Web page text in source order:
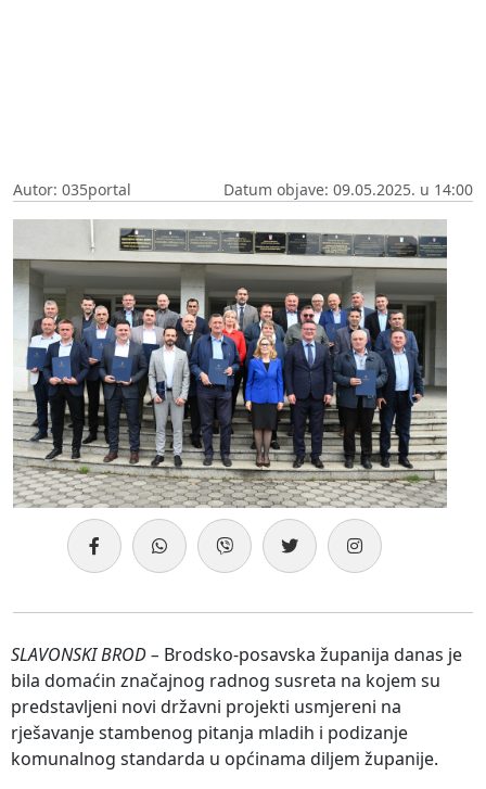
Autor: 035portal Datum objave: 09.05.2025. u 14:00
SLAVONSKI BROD – Brodsko-posavska županija danas je
bila domaćin značajnog radnog susreta na kojem su
predstavljeni novi državni projekti usmjereni na
rješavanje stambenog pitanja mladih i podizanje
komunalnog standarda u općinama diljem županije.